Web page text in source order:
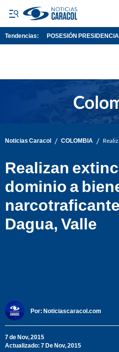
Tendencias: POSESIÓN
Noticias Caracol / COLOMBIA /
Realizan
dominio a
Dagua, Valle
Por: Noticiascaracol.com
7 de Nov, 2015
Actualizado: 7 De Nov, 2015